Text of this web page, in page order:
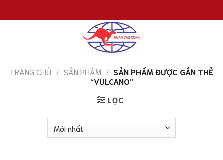
đến
TRANG CHỦ / SẢN PHẨM / SẢN PHẨM ĐƯỢC GẮN THẺ
“VULCANO”
LỌC